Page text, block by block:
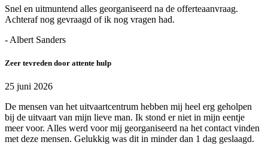
Snel en uitmuntend alles georganiseerd na de offerteaanvraag.
Achteraf nog gevraagd of ik nog vragen had.
- Albert Sanders
Zeer tevreden door attente hulp
25 juni 2026
De mensen van het uitvaartcentrum hebben mij heel erg geholpen
bij de uitvaart van mijn lieve man. Ik stond er niet in mijn eentje
meer voor. Alles werd voor mij georganiseerd na het contact vinden
met deze mensen. Gelukkig was dit in minder dan 1 dag geslaagd.